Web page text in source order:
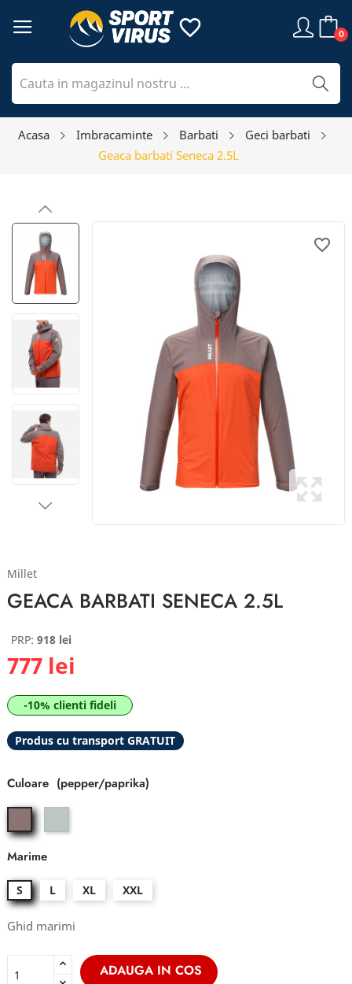
0
favorite_border
Acasa Imbracaminte Barbati
Geci barbati
Geaca barbati Seneca 2.5L
favorite_border
Millet
GEACA BARBATI SENECA 2.5L
PRP: 918 lei
777 lei
-10% clienti fideli
Produs cu transport GRATUIT
Culoare
pepper/paprika
Marime
S L XL XXL
Ghid marimi
ADAUGA IN COS